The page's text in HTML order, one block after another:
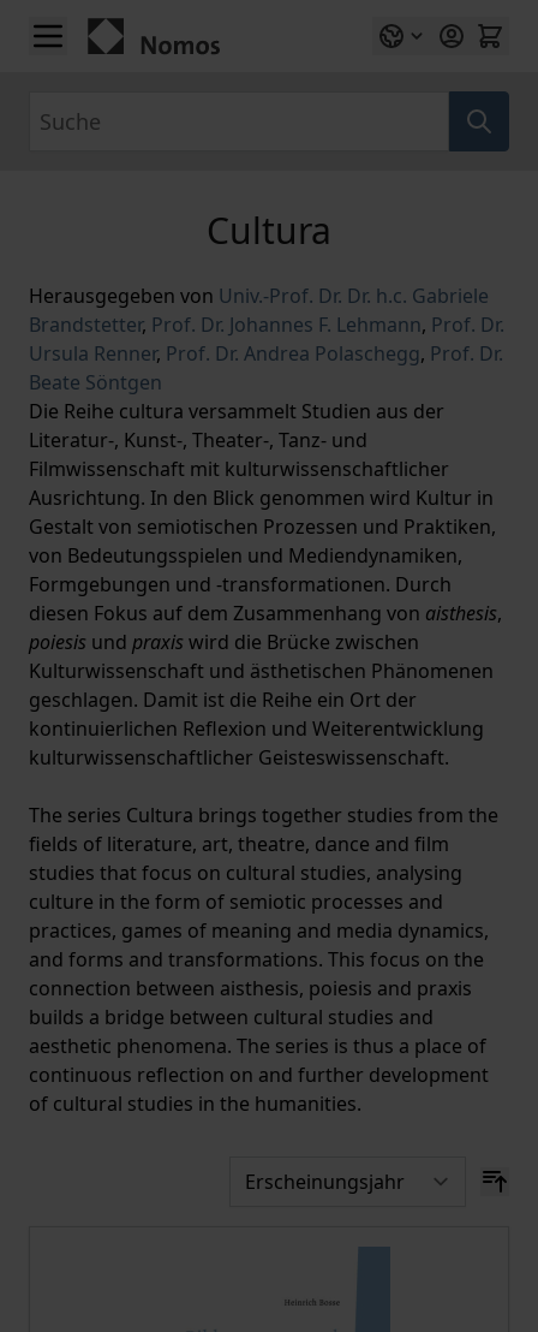
Zum Inhalt springen
Cultura
Herausgegeben von Univ.-Prof. Dr. Dr. h.c. Gabriele
Brandstetter, Prof. Dr. Johannes F. Lehmann, Prof. Dr.
Ursula Renner, Prof. Dr. Andrea Polaschegg, Prof. Dr.
Beate Söntgen
Die Reihe cultura versammelt Studien aus der
Literatur-, Kunst-, Theater-, Tanz- und
Filmwissenschaft mit kulturwissenschaftlicher
Ausrichtung. In den Blick genommen wird Kultur in
Gestalt von semiotischen Prozessen und Praktiken,
von Bedeutungsspielen und Mediendynamiken,
Formgebungen und -transformationen. Durch
diesen Fokus auf dem Zusammenhang von aisthesis,
poiesis und praxis wird die Brücke zwischen
Kulturwissenschaft und ästhetischen Phänomenen
geschlagen. Damit ist die Reihe ein Ort der
kontinuierlichen Reflexion und Weiterentwicklung
kulturwissenschaftlicher Geisteswissenschaft.
The series Cultura brings together studies from the
fields of literature, art, theatre, dance and film
studies that focus on cultural studies, analysing
culture in the form of semiotic processes and
practices, games of meaning and media dynamics,
and forms and transformations. This focus on the
connection between aisthesis, poiesis and praxis
builds a bridge between cultural studies and
aesthetic phenomena. The series is thus a place of
continuous reflection on and further development
of cultural studies in the humanities.